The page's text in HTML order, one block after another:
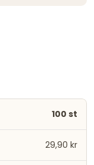
100 st
29,90 kr